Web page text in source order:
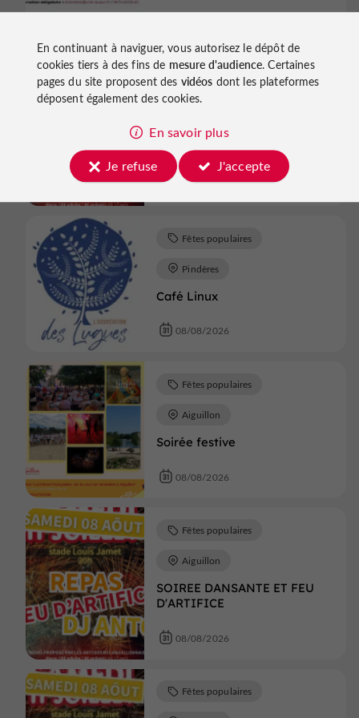
SOIREE DANSANTE ET FEU
D'ARTIFICE
Fêtes populaires
Aiguillon
08/08/2026
Café Linux
Fêtes populaires
Pindères
08/08/2026
Soirée festive
Fêtes populaires
Aiguillon
08/08/2026
SOIREE DANSANTE ET FEU
D'ARTIFICE
Fêtes populaires
Aiguillon
08/08/2026
Fêtes populaires
En continuant à naviguer, vous autorisez le dépôt de
cookies tiers à des fins de mesure d'audience. Certaines
pages du site proposent des vidéos dont les plateformes
déposent également des cookies.
En savoir plus
Je refuse
J'accepte